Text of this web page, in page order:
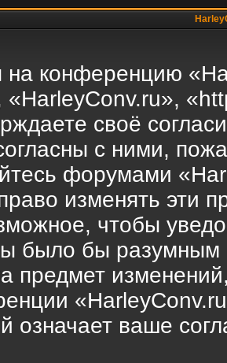
на конференцию
своё
с ними,
форумами
изменять эти
чтобы
было бы разумным
предмет
означает ваше